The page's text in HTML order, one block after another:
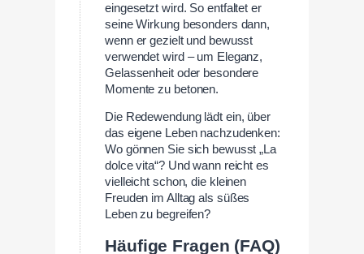
eingesetzt wird. So entfaltet er
seine Wirkung besonders dann,
wenn er gezielt und bewusst
verwendet wird – um Eleganz,
Gelassenheit oder besondere
Momente zu betonen.
Die Redewendung lädt ein, über
das eigene Leben nachzudenken:
Wo gönnen Sie sich bewusst „La
dolce vita“? Und wann reicht es
vielleicht schon, die kleinen
Freuden im Alltag als süßes
Leben zu begreifen?
Häufige Fragen (FAQ)